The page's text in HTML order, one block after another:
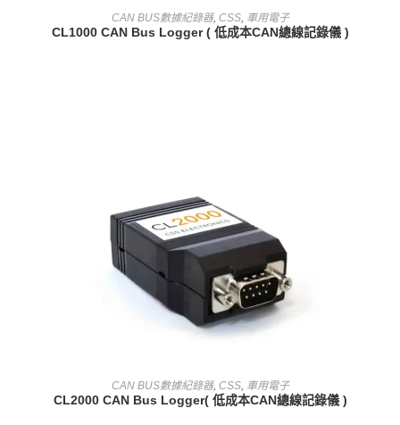
查看內容
CAN BUS數據紀錄器, CSS, 車用電子
CL1000 CAN Bus Logger ( 低成本CAN總線記錄儀 )
查看內容
CAN BUS數據紀錄器, CSS, 車用電子
CL2000 CAN Bus Logger( 低成本CAN總線記錄儀 )